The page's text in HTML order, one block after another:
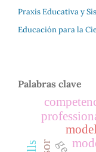
Praxis Educativa y
Educación para la
Palabras clave